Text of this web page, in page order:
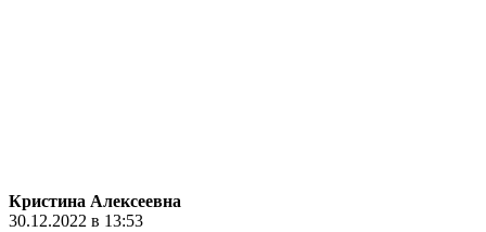
Кристина Алексеевна
30.12.2022 в 13:53